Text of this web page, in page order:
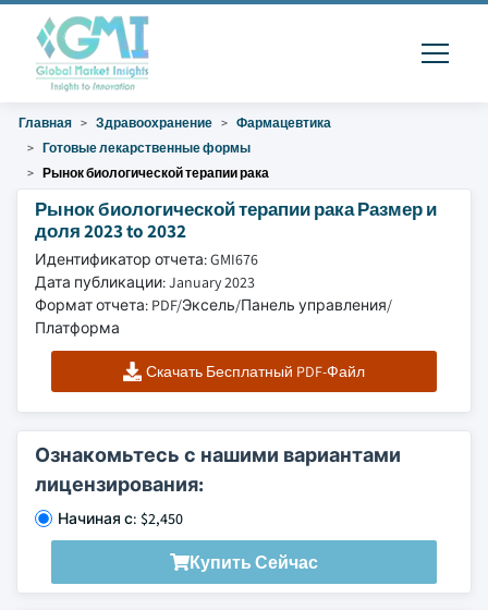
Главная Здравоохранение
Фармацевтика
Готовые лекарственные формы
Рынок биологической терапии рака
Рынок биологической терапии рака Размер и
доля 2023 to 2032
Идентификатор отчета: GMI676
Дата публикации: January 2023
Формат отчета: PDF/Эксель/Панель управления/
Платформа
Скачать Бесплатный PDF-Файл
Ознакомьтесь с нашими вариантами
лицензирования:
Начиная с: $2,450
Купить Сейчас